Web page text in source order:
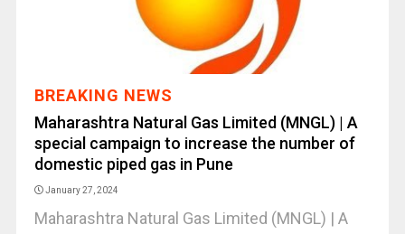
BREAKING NEWS
Maharashtra Natural Gas Limited (MNGL) | A
special campaign to increase the number of
domestic piped gas in Pune
January 27, 2024
Maharashtra Natural Gas Limited (MNGL) | A